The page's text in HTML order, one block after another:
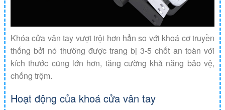
Khóa cửa vân tay vượt trội hơn hẳn so với khoá cơ truyền
thống bởi nó thường được trang bị 3-5 chốt an toàn với
kích thước cũng lớn hơn, tăng cường khả năng bảo vệ,
chống trộm.
Hoạt động của khoá cửa vân tay